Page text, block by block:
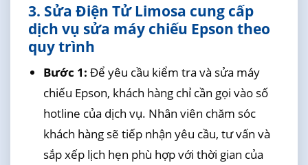
3. Sửa Điện Tử Limosa cung cấp
dịch vụ sửa máy chiếu Epson theo
quy trình
Bước 1: Để yêu cầu kiểm tra và sửa máy
chiếu Epson, khách hàng chỉ cần gọi vào số
hotline của dịch vụ. Nhân viên chăm sóc
khách hàng sẽ tiếp nhận yêu cầu, tư vấn và
sắp xếp lịch hẹn phù hợp với thời gian của